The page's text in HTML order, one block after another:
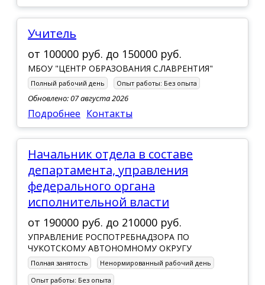
Учитель
от 100000 руб. до 150000 руб.
МБОУ "ЦЕНТР ОБРАЗОВАНИЯ С.ЛАВРЕНТИЯ"
Полный рабочий день Опыт работы: Без опыта
Обновлено: 07 августа 2026
Подробнее Контакты
Начальник отдела в составе
департамента, управления
федерального органа
исполнительной власти
от 190000 руб. до 210000 руб.
УПРАВЛЕНИЕ РОСПОТРЕБНАДЗОРА ПО
ЧУКОТСКОМУ АВТОНОМНОМУ ОКРУГУ
Полная занятость
Ненормированный рабочий день
Опыт работы: Без опыта